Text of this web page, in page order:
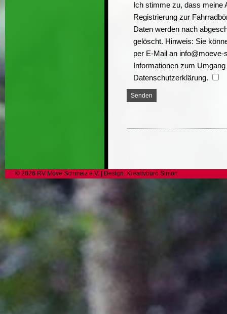
Ich stimme zu, dass meine
Registrierung zur
Daten werden nach
gelöscht. Hinweis: Sie
per E-Mail an
Informationen zum
Datenschutzerklärung.
© 2026 RV Möve Schmelz e.V. | Design: Kreativbüro Simon